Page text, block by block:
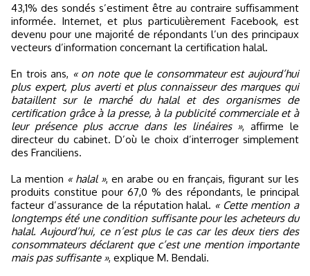
43,1% des sondés s’estiment être au contraire suffisamment
informée. Internet, et plus particulièrement Facebook, est
devenu pour une majorité de répondants l’un des principaux
vecteurs d’information concernant la certification halal.
En trois ans, « on note que le consommateur est aujourd’hui
plus expert, plus averti et plus connaisseur des marques qui
bataillent sur le marché du halal et des organismes de
certification grâce à la presse, à la publicité commerciale et à
leur présence plus accrue dans les linéaires », affirme le
directeur du cabinet. D’où le choix d’interroger simplement
des Franciliens.
La mention « halal », en arabe ou en français, figurant sur les
produits constitue pour 67,0 % des répondants, le principal
facteur d’assurance de la réputation halal. « Cette mention a
longtemps été une condition suffisante pour les acheteurs du
halal. Aujourd’hui, ce n’est plus le cas car les deux tiers des
consommateurs déclarent que c’est une mention importante
mais pas suffisante », explique M. Bendali.